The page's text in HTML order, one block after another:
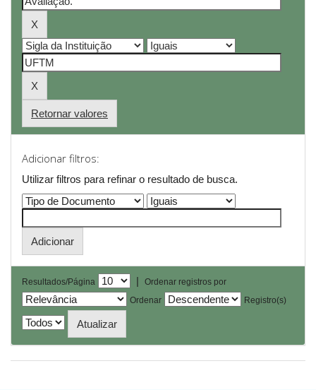
Retornar valores
Adicionar filtros:
Utilizar filtros para refinar o resultado de busca.
Resultados/Página |
Ordenar registros por
Ordenar
Registro(s)